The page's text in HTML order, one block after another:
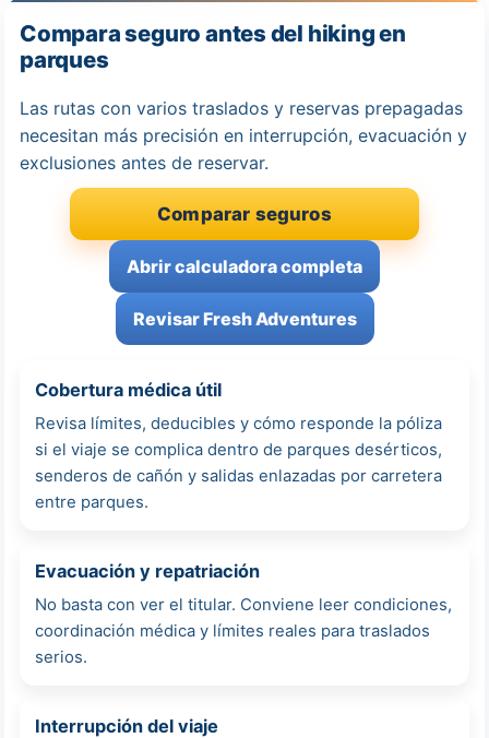
Compara seguro antes del hiking en
parques
Las rutas con varios traslados y reservas prepagadas
necesitan más precisión en interrupción, evacuación y
exclusiones antes de reservar.
Comparar seguros
Abrir calculadora completa
Revisar Fresh Adventures
Cobertura médica útil
Revisa límites, deducibles y cómo responde la póliza
si el viaje se complica dentro de parques desérticos,
senderos de cañón y salidas enlazadas por carretera
entre parques.
Evacuación y repatriación
No basta con ver el titular. Conviene leer condiciones,
coordinación médica y límites reales para traslados
serios.
Interrupción del viaje